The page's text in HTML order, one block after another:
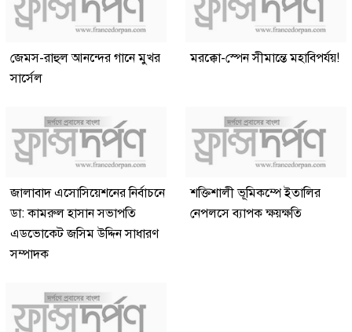
জেমস-রাহুল আনন্দের গানে মুখর
সার্সেল
মরক্কো-স্পেন সীমান্তে মহাবিপর্যয়!
জালাবাদ এসোসিয়েশনের নির্বাচনে
ডা: কামরুল হাসান সভাপতি
এডভোকেট জসিম উদ্দিন সাধারণ
সম্পাদক
শক্তিশালী ভূমিকম্পে ইতালির
নেপলসে ব্যাপক ক্ষয়ক্ষতি